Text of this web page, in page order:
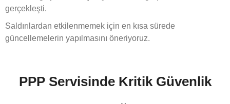
gerçekleşti.
Saldırılardan etkilenmemek için en kısa sürede
güncellemelerin yapılmasını öneriyoruz.
PPP Servisinde Kritik Güvenlik